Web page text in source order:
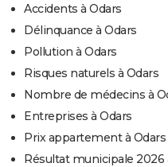
Accidents à Odars
Délinquance à Odars
Pollution à Odars
Risques naturels à Odars
Nombre de médecins à
Entreprises à Odars
Prix appartement à Odars
Résultat municipale 2026